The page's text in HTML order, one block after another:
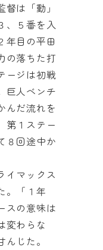
は「動」
、５番を入
年目の平田
の落ちた打
ージは初戦
巨人ベンチ
んだ流れを
第１ステー
８回途中か
イマックス
。「１年
スの意味は
変わらな
じた。